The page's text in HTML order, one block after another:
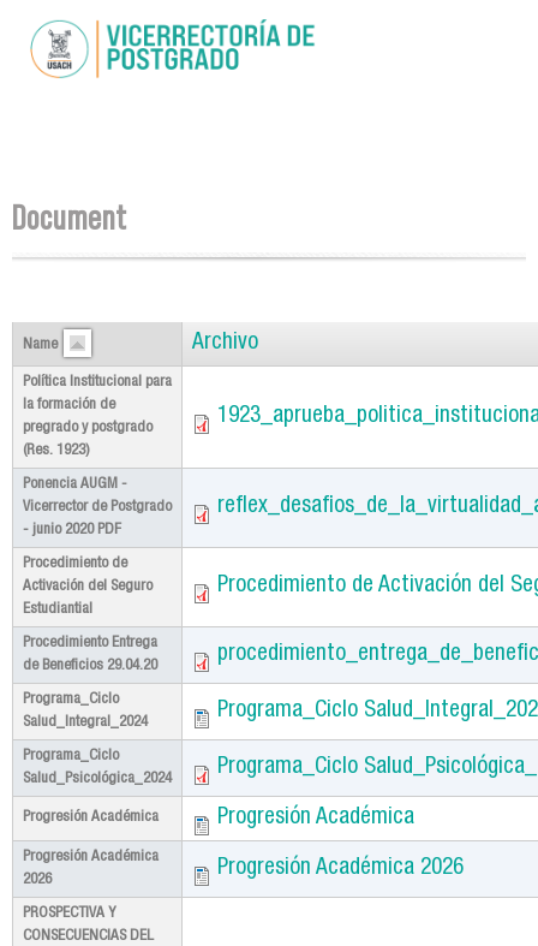
main
You are here
Document
Name Archivo
Política Institucional para
la formación de
pregrado y postgrado
(Res. 1923)
Ponencia AUGM -
Vicerrector de Postgrado
- junio 2020 PDF
Procedimiento de
Activación del Seguro
Estudiantial
Procedimiento de Activación del
Procedimiento Entrega
de Beneficios 29.04.20
Programa_Ciclo
Salud_Integral_2024
Programa_Ciclo
Programa_Ciclo
Salud_Psicológica_2024
Programa_Ciclo
Progresión Académica Progresión Académica
Progresión Académica
2026
Progresión Académica 2026
PROSPECTIVA Y
CONSECUENCIAS DEL